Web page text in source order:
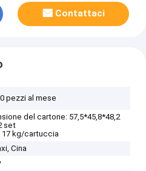
Contattaci
pezzi al mese
del cartone: 57,5*45,8*48,2
set
17 kg/cartuccia
Cina